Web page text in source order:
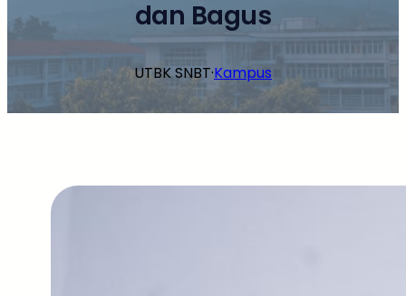
dan Bagus
UTBK SNBT·Kampus